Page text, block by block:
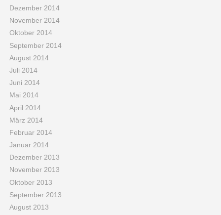
Dezember 2014
November 2014
Oktober 2014
September 2014
August 2014
Juli 2014
Juni 2014
Mai 2014
April 2014
März 2014
Februar 2014
Januar 2014
Dezember 2013
November 2013
Oktober 2013
September 2013
August 2013